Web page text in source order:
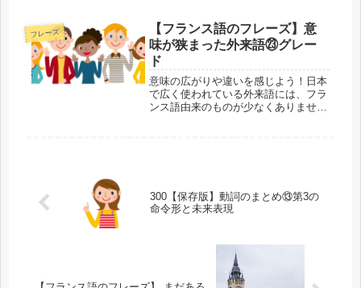
味が抜け落ちたり、変わってしまうこ
とすらあります。外来語・元の単語の
両方...
フレーズ
【フランス語のフレーズ】意
味が狭まった外来語㉓グレー
ド
意味の広がりや違いを感じよう！日本
で広く使われている外来語には、フラ
ンス語由来のものが少なくありませ
300【保存版】動詞のまとめ⑬第3の
命令形と未来表現